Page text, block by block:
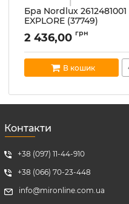
Бра Nordlux 2612481001
EXPLORE (37749)
Артикул: 2612481001
В наявності:6
2 436,00 грн
В кошик
Контакти
+38 (097) 11-44-910
+38 (066) 70-23-448
info@mironline.com.ua